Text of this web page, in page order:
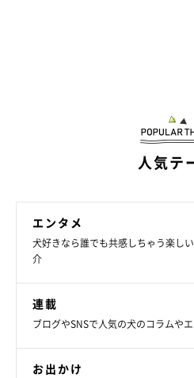
人気テ
エンタメ
犬好きなら誰でも共感しちゃう楽し
介
連載
ブログやSNSで人気の犬のコラムや
お出かけ